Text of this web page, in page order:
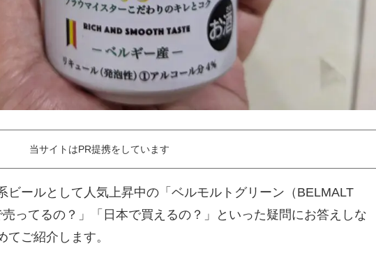
当サイトはPR提携をしています
ビールとして人気上昇中の「ベルモルトグリーン（BELMALT
ってるの？」「日本で買えるの？」といった疑問にお答えしな
ご紹介します。